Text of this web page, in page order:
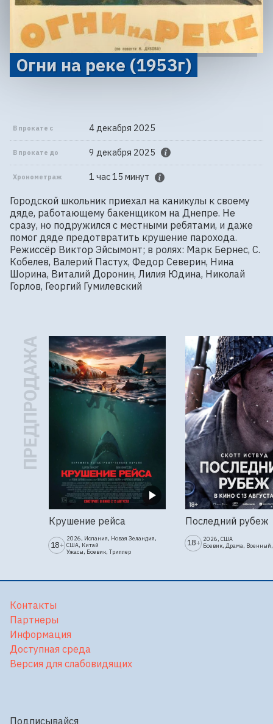
Огни на реке (1953г)
В прокате с 4 декабря 2025
В прокате до 9 декабря 2025
Хронометраж 1 час 15 минут
Городской школьник приехал на каникулы к своему
дяде, работающему бакенщиком на Днепре. Не
сразу, но подружился с местными ребятами, и даже
помог дяде предотвратить крушение парохода.
Режиссёр Виктор Эйсымонт; в ролях: Марк Бернес, С.
Кобелев, Валерий Пастух, Федор Северин, Нина
Шорина, Виталий Доронин, Лилия Юдина, Николай
Горлов, Георгий Гумилевский
ПРЕДПРОДАЖА
Крушение рейса
18+
2026, Испания, Новая Зеландия,
США, Китай
Ужасы, Боевик, Триллер
Последний рубеж
18+ 2026, США
Боевик, Драма,
Контакты
Партнеры
Информация
Доступная среда
Версия для слабовидящих
Подписывайся